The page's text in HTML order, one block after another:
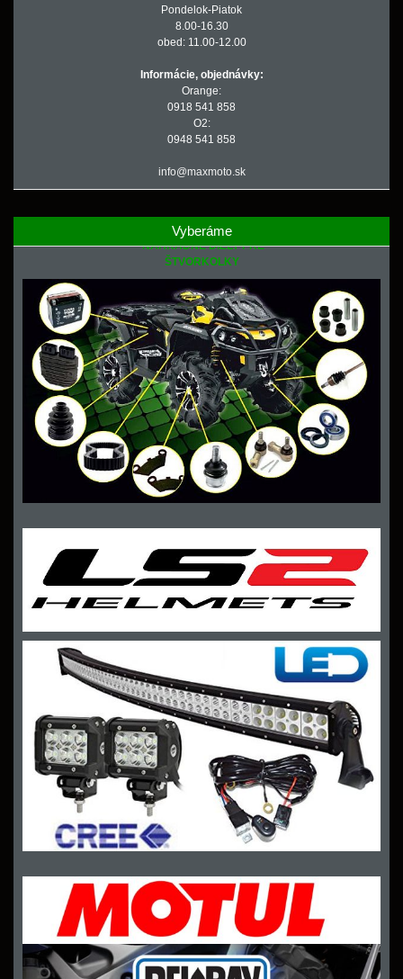
Pondelok-Piatok
8.00-16.30
obed: 11.00-12.00
Informácie, objednávky:
Orange:
0918 541 858
O2:
0948 541 858
info@maxmoto.sk
Vyberáme
NÁHRADNÉ DIELY PRE
ŠTVORKOLKY